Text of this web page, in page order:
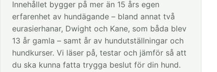
Innehållet bygger på mer än 15 års egen
erfarenhet av hundägande – bland annat två
eurasierhanar, Dwight och Kane, som båda blev
13 år gamla – samt år av hundutställningar och
hundkurser. Vi läser på, testar och jämför så att
du ska kunna fatta trygga beslut för din hund.